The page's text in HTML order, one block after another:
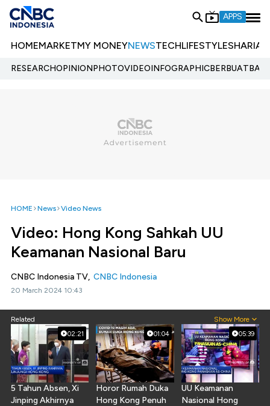
APPS
HOMEMARKETMY MONEYNEWSTECHLIFESTYLESHARIA
RESEARCHOPINIONPHOTOVIDEOINFOGRAPHIC
HOME News Video News
Video: Hong Kong Sahkah UU
Keamanan Nasional Baru
CNBC Indonesia TV, CNBC Indonesia
20 March 2024 10:43
Related Show More
02:21
5 Tahun Absen, Xi
Jinping Akhirnya
01:04
Horor Rumah Duka
Hong Kong Penuh
05:39
UU Keamanan
Nasional Hong